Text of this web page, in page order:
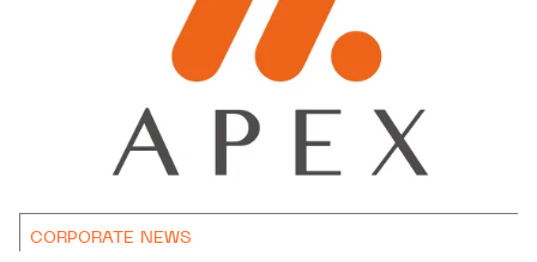
CORPORATE NEWS